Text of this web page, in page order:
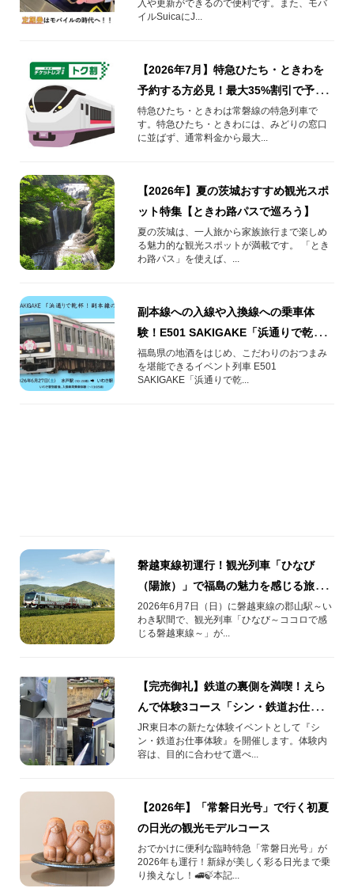
入や更新ができるので便利です。また、モバ
イルSuicaにJ...
【2026年7月】特急ひたち・ときわを
予約する方必見！最大35%割引で予約
する方法や知っておきたい情報を解
説！
特急ひたち・ときわは常磐線の特急列車で
す。特急ひたち・ときわには、みどりの窓口
に並ばず、通常料金から最大...
【2026年】夏の茨城おすすめ観光スポ
ット特集【ときわ路パスで巡ろう】
夏の茨城は、一人旅から家族旅行まで楽しめ
る魅力的な観光スポットが満載です。 「とき
わ路パス」を使えば、...
副本線への入線や入換線への乗車体
験！E501 SAKIGAKE「浜通りで乾
杯！副本線の旅」をご紹介
福島県の地酒をはじめ、こだわりのおつまみ
を堪能できるイベント列車 E501
SAKIGAKE「浜通りで乾...
磐越東線初運行！観光列車「ひなび
（陽旅）」で福島の魅力を感じる旅
へ！
2026年6月7日（日）に磐越東線の郡山駅～い
わき駅間で、観光列車「ひなび～ココロで感
じる磐越東線～」が...
【完売御礼】鉄道の裏側を満喫！えら
んで体験3コース「シン・鉄道お仕事体
験」を開催
JR東日本の新たな体験イベントとして『シ
ン・鉄道お仕事体験』を開催します。体験内
容は、目的に合わせて選べ...
【2026年】「常磐日光号」で行く初夏
の日光の観光モデルコース
おでかけに便利な臨時特急「常磐日光号」が
2026年も運行！新緑が美しく彩る日光まで乗
り換えなし！🚅🍃本記...